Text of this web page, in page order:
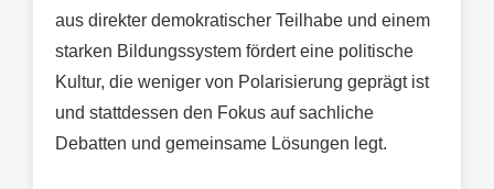
aus direkter demokratischer Teilhabe und einem
starken Bildungssystem fördert eine politische
Kultur, die weniger von Polarisierung geprägt ist
und stattdessen den Fokus auf sachliche
Debatten und gemeinsame Lösungen legt.